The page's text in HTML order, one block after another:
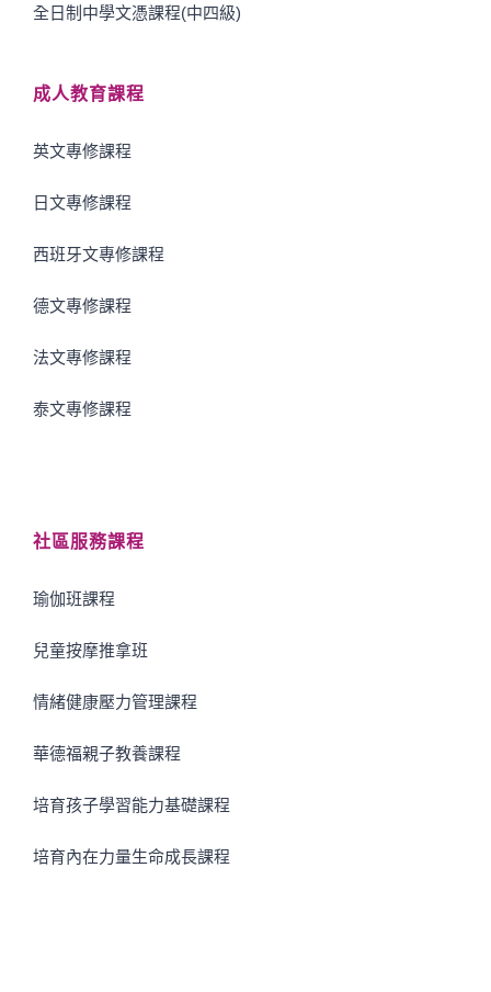
全日制中學文憑課程(中四級)
成人教育課程
英文專修課程
日文專修課程
西班牙文專修課程
德文專修課程
法文專修課程
泰文專修課程
社區服務課程
瑜伽班課程
兒童按摩推拿班
情緒健康壓力管理課程
華德福親子教養課程
培育孩子學習能力基礎課程
培育內在力量生命成長課程